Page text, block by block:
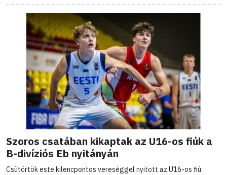
Szoros csatában kikaptak az U16-os fiúk a
B-divíziós Eb nyitányán
Csütörtök este kilencpontos vereséggel nyitott az U16-os fiú